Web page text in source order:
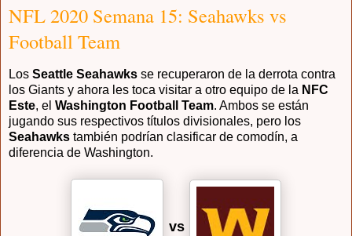
NFL 2020 Semana 15: Seahawks vs
Football Team
Los Seattle Seahawks se recuperaron de la derrota contra
los Giants y ahora les toca visitar a otro equipo de la NFC
Este, el Washington Football Team. Ambos se están
jugando sus respectivos títulos divisionales, pero los
Seahawks también podrían clasificar de comodín, a
diferencia de Washington.
vs